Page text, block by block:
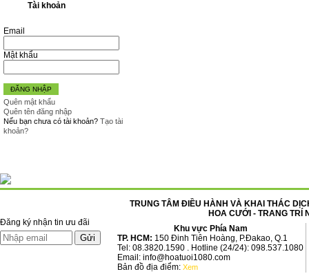
Tài khoản
Email
Mật khẩu
ĐĂNG NHẬP
Quên mật khẩu
Quên tên đăng nhập
Nếu bạn chưa có tài khoản? Tạo tài
khoản?
Đăng ký nhận tin ưu đãi
TRUNG TÂM ĐIỀU HÀNH VÀ KHAI THÁC
HOA CƯỚI - TRANG TRÍ
Khu vực Phía Nam
TP. HCM: 150 Đinh Tiên Hoàng, P.Đakao, Q.1
Tel: 08.3820.1590 . Hotline (24/24): 098.537.1080
Email: info@hoatuoi1080.com
Bản đồ địa điểm: Xem